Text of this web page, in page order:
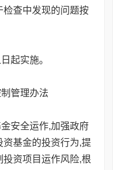
检查中发现的问题按
起实施。
管理办法
安全运作,加强政府
基金的投资行为,提
资项目运作风险,根